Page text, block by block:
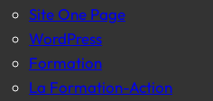
Site One Page
WordPress
Formation
La Formation-Action